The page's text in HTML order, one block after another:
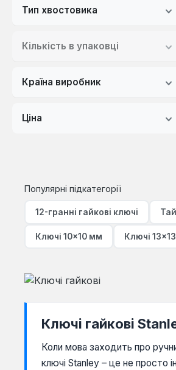
Тип хвостовика
Кількість в упаковці
Країна виробник
Ціна
Популярні підкатегорії
12-гранні гайкові ключі
Ключі 10×10 мм Ключі
Ключі гайкові
Коли мова заходить про
ключі Stanley – це не просто